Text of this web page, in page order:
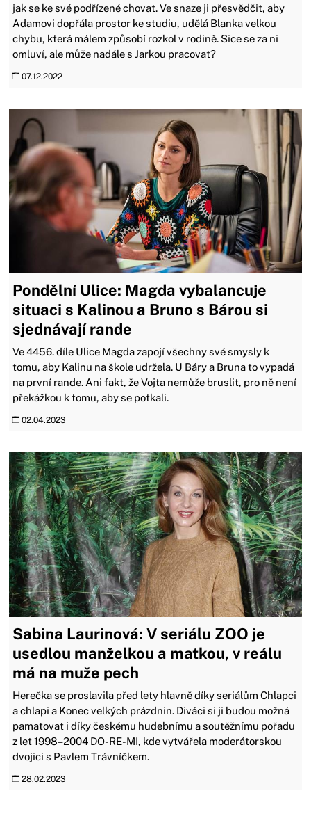
jak se ke své podřízené chovat. Ve snaze ji přesvědčit, aby
Adamovi dopřála prostor ke studiu, udělá Blanka velkou
chybu, která málem způsobí rozkol v rodině. Sice se za ni
omluví, ale může nadále s Jarkou pracovat?
07.12.2022
Pondělní Ulice: Magda vybalancuje
situaci s Kalinou a Bruno s Bárou si
sjednávají rande
Ve 4456. díle Ulice Magda zapojí všechny své smysly k
tomu, aby Kalinu na škole udržela. U Báry a Bruna to vypadá
na první rande. Ani fakt, že Vojta nemůže bruslit, pro ně není
překážkou k tomu, aby se potkali.
02.04.2023
Sabina Laurinová: V seriálu ZOO je
usedlou manželkou a matkou, v reálu
má na muže pech
Herečka se proslavila před lety hlavně díky seriálům Chlapci
a chlapi a Konec velkých prázdnin. Diváci si ji budou možná
pamatovat i díky českému hudebnímu a soutěžnímu pořadu
z let 1998–2004 DO-RE-MI, kde vytvářela moderátorskou
dvojici s Pavlem Trávníčkem.
28.02.2023